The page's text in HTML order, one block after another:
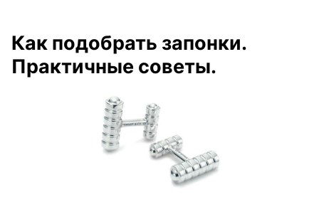
Как подобрать запонки.
Практичные советы.